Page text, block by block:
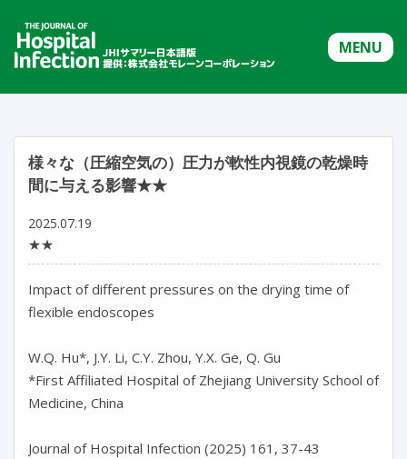
MENU
様々な（圧縮空気の）圧力が軟性内視鏡の乾燥時
間に与える影響★★
2025.07.19
★★
Impact of different pressures on the drying time of
flexible endoscopes
W.Q. Hu*, J.Y. Li, C.Y. Zhou, Y.X. Ge, Q. Gu
*First Affiliated Hospital of Zhejiang University School of
Medicine, China
Journal of Hospital Infection (2025) 161, 37-43